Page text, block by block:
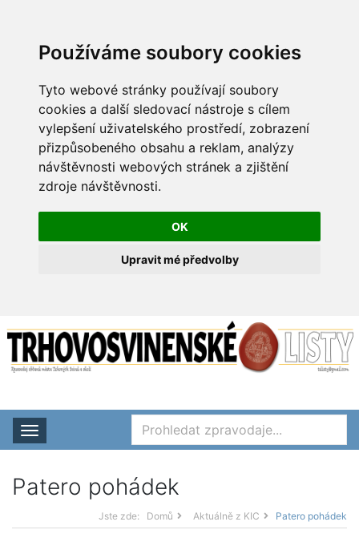
Používáme soubory cookies
Tyto webové stránky používají soubory
cookies a další sledovací nástroje s cílem
vylepšení uživatelského prostředí, zobrazení
přizpůsobeného obsahu a reklam, analýzy
návštěvnosti webových stránek a zjištění
zdroje návštěvnosti.
OK
Upravit mé předvolby
Rozbalit nabídku
Patero pohádek
Jste zde: Domů Aktuálně z KIC Patero pohádek